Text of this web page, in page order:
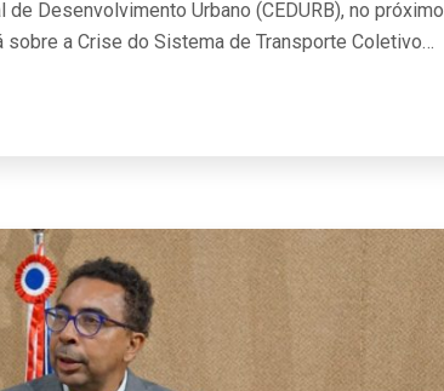
Desenvolvimento Urbano (CEDURB), no próximo
a Crise do Sistema de Transporte Coletivo…